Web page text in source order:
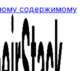
содержимому